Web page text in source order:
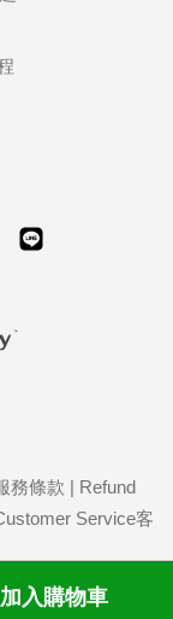
加入購物車
務條款 | Refund
Service客
on Twitter